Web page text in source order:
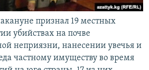
признал 19 местных
убийствах на почве
неприязни, нанесении увечья и
частному имуществу во время